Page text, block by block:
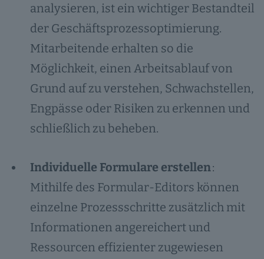
analysieren, ist ein wichtiger Bestandteil
der Geschäftsprozessoptimierung.
Mitarbeitende erhalten so die
Möglichkeit, einen Arbeitsablauf von
Grund auf zu verstehen, Schwachstellen,
Engpässe oder Risiken zu erkennen und
schließlich zu beheben.
Individuelle Formulare erstellen:
Mithilfe des Formular-Editors können
einzelne Prozessschritte zusätzlich mit
Informationen angereichert und
Ressourcen effizienter zugewiesen